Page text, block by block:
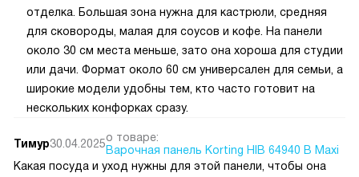
отделка. Большая зона нужна для кастрюли, средняя
для сковороды, малая для соусов и кофе. На панели
около 30 см места меньше, зато она хороша для студии
или дачи. Формат около 60 см универсален для семьи, а
широкие модели удобны тем, кто часто готовит на
нескольких конфорках сразу.
Тимур30.04.2025о товаре:
Варочная панель Korting HIB 64940 B Maxi
Какая посуда и уход нужны для этой панели, чтобы она